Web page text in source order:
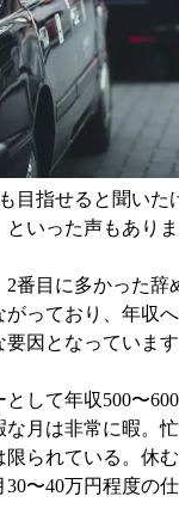
を伸ばせない方が
出ない時期はその
るケースが目立ちま
目指せると聞いた
いった声もありま
番目に多かった辞
がっており、年収
因となっています
して年収500〜600
月は非常に暇。
限られている。休
30〜40万円程度の